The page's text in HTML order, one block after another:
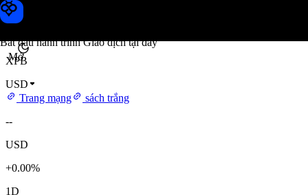
Bắt đầu hành trình Giao dịch tại đây
Mở
Giá PowBlocks
XPB
USD
Trang mạng
sách trắng
--
USD
+0.00%
1D